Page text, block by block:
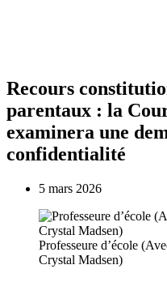
Recours
parentaux : la
examinera une
confidentialité
5 mars 2026
Professeure d’école
Crystal Madsen)